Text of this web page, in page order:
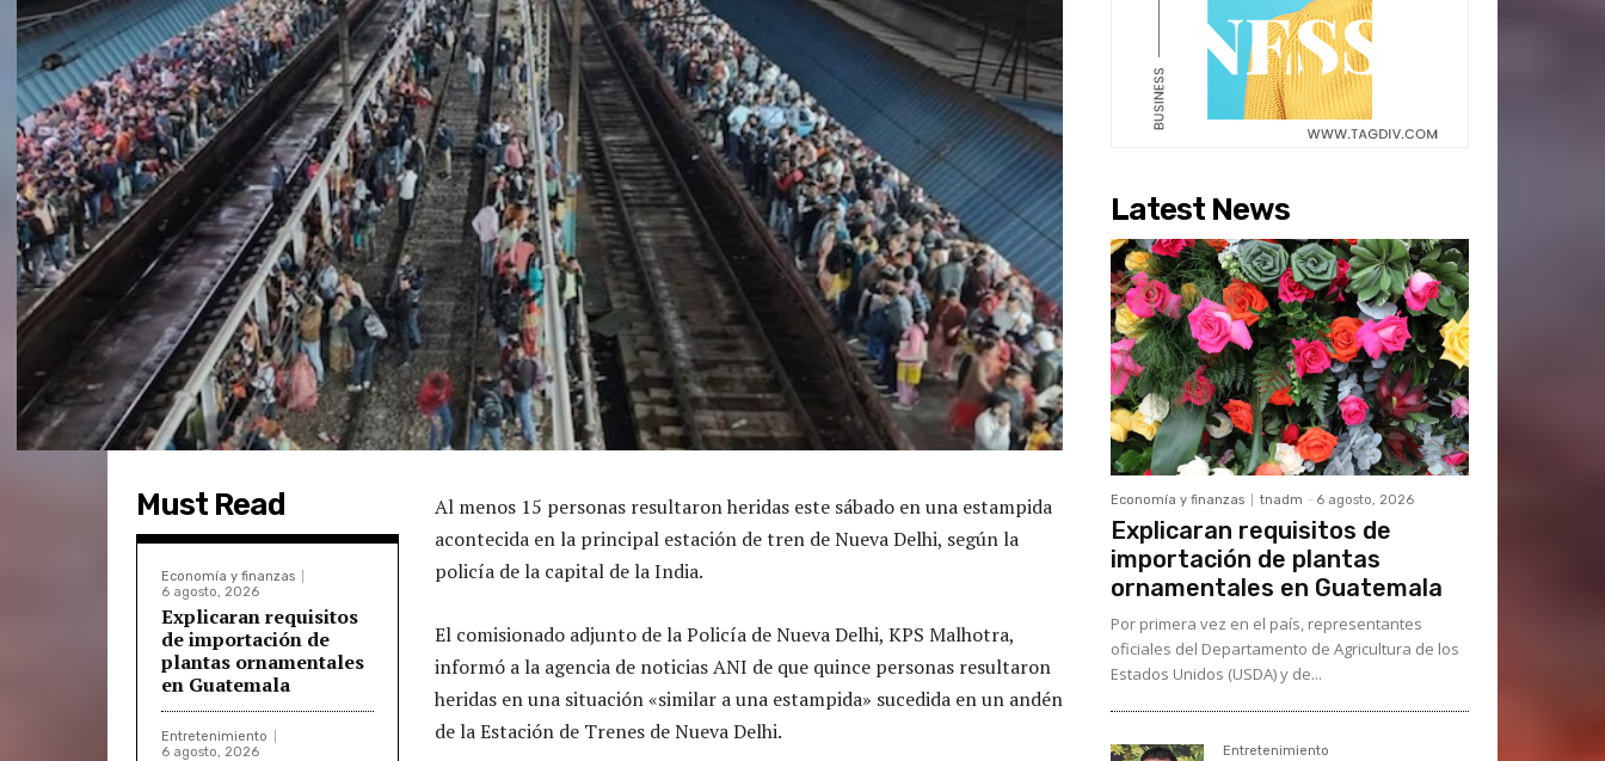
Must Read
Economía y finanzas
6 agosto, 2026
Explicaran requisitos
de importación de
plantas ornamentales
en Guatemala
Entretenimiento
6 agosto, 2026
Al menos 15 personas resultaron heridas este sábado en una estampida
acontecida en la principal estación de tren de Nueva Delhi, según la
policía de la capital de la India.
El comisionado adjunto de la Policía de Nueva Delhi, KPS Malhotra,
informó a la agencia de noticias ANI de que quince personas resultaron
heridas en una situación «similar a una estampida» sucedida en un andén
de la Estación de Trenes de Nueva Delhi.
Latest News
Economía y finanzas tnadm - 6 agosto, 2026
Explicaran requisitos de
importación de plantas
ornamentales en Guatemala
Por primera vez en el país, representantes
oficiales del Departamento de Agricultura de los
Estados Unidos (USDA) y de...
Entretenimiento